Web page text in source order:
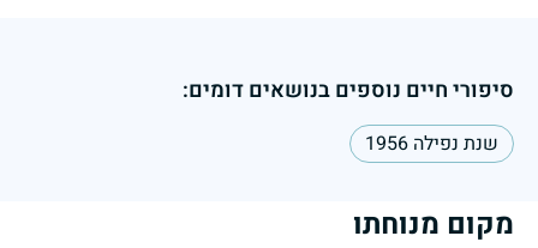
סיפורי חיים נוספים בנושאים דומים:
שנת נפילה 1956
מקום מנוחתו